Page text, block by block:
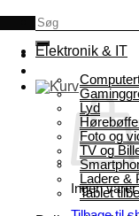
Søg
Ingen
Elektronik & IT
Lyd
Foto og
TV og
Ladere &
Tablet